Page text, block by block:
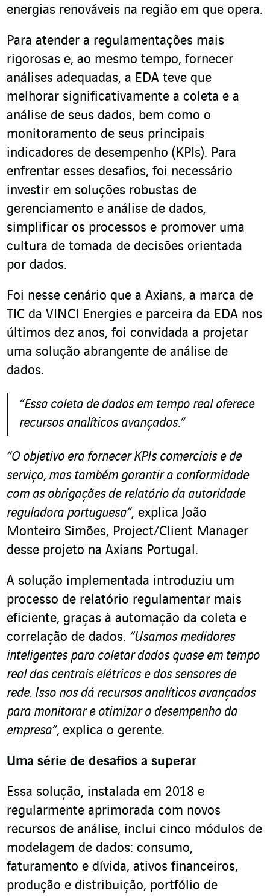
energias renováveis na região em que opera.
Para atender a regulamentações mais
rigorosas e, ao mesmo tempo, fornecer
análises adequadas, a EDA teve que
melhorar significativamente a coleta e a
análise de seus dados, bem como o
monitoramento de seus principais
indicadores de desempenho (KPIs). Para
enfrentar esses desafios, foi necessário
investir em soluções robustas de
gerenciamento e análise de dados,
simplificar os processos e promover uma
cultura de tomada de decisões orientada
por dados.
Foi nesse cenário que a Axians, a marca de
TIC da VINCI Energies e parceira da EDA nos
últimos dez anos, foi convidada a projetar
uma solução abrangente de análise de
dados.
“Essa coleta de dados em tempo real oferece
recursos analíticos avançados.”
“O objetivo era fornecer KPIs comerciais e de
serviço, mas também garantir a conformidade
com as obrigações de relatório da autoridade
reguladora portuguesa”, explica João
Monteiro Simões, Project/Client Manager
desse projeto na Axians Portugal.
A solução implementada introduziu um
processo de relatório regulamentar mais
eficiente, graças à automação da coleta e
correlação de dados. “Usamos medidores
inteligentes para coletar dados quase em tempo
real das centrais elétricas e dos sensores de
rede. Isso nos dá recursos analíticos avançados
para monitorar e otimizar o desempenho da
empresa”, explica o gerente.
Uma série de desafios a superar
Essa solução, instalada em 2018 e
regularmente aprimorada com novos
recursos de análise, inclui cinco módulos de
modelagem de dados: consumo,
faturamento e dívida, ativos financeiros,
produção e distribuição, portfólio de